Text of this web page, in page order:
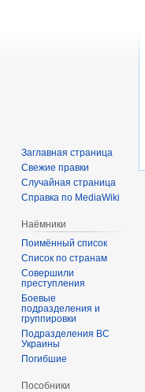
Заглавная страница
Свежие правки
Случайная страница
Справка по MediaWiki
Наёмники
Поимённый список
Список по странам
Совершили
преступления
Боевые
подразделения и
группировки
Подразделения ВС
Украины
Погибшие
Пособники